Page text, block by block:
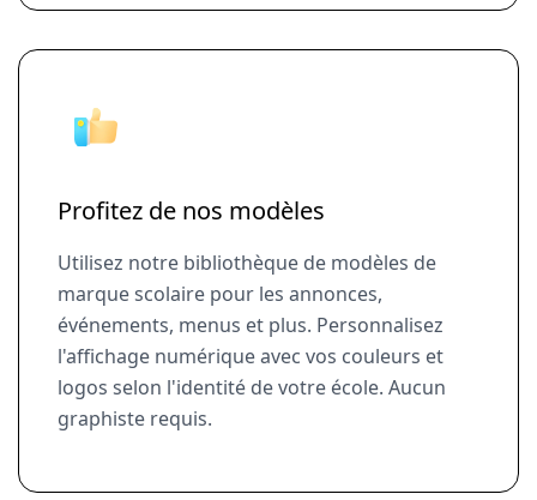
Profitez de nos modèles
Utilisez notre bibliothèque de modèles de
marque scolaire pour les annonces,
événements, menus et plus. Personnalisez
l'affichage numérique avec vos couleurs et
logos selon l'identité de votre école. Aucun
graphiste requis.